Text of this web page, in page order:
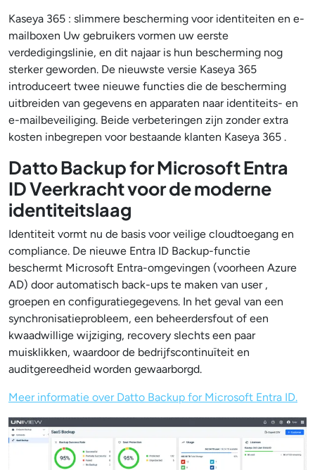
Kaseya 365 : slimmere bescherming voor identiteiten en e-
mailboxen Uw gebruikers vormen uw eerste
verdedigingslinie, en dit najaar is hun bescherming nog
sterker geworden. De nieuwste versie Kaseya 365
introduceert twee nieuwe functies die de bescherming
uitbreiden van gegevens en apparaten naar identiteits- en
e-mailbeveiliging. Beide verbeteringen zijn zonder extra
kosten inbegrepen voor bestaande klanten Kaseya 365 .
Datto Backup for Microsoft Entra
ID Veerkracht voor de moderne
identiteitslaag
Identiteit vormt nu de basis voor veilige cloudtoegang en
compliance. De nieuwe Entra ID Backup-functie
beschermt Microsoft Entra-omgevingen (voorheen Azure
AD) door automatisch back-ups te maken van user ,
groepen en configuratiegegevens. In het geval van een
synchronisatieprobleem, een beheerdersfout of een
kwaadwillige wijziging, recovery slechts een paar
muisklikken, waardoor de bedrijfscontinuïteit en
auditgereedheid worden gewaarborgd.
Meer informatie over Datto Backup for Microsoft Entra ID.